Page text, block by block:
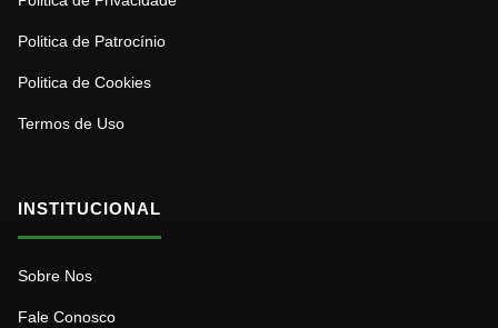
Politica de Patrocínio
Politica de Cookies
Termos de Uso
INSTITUCIONAL
Sobre Nos
Fale Conosco